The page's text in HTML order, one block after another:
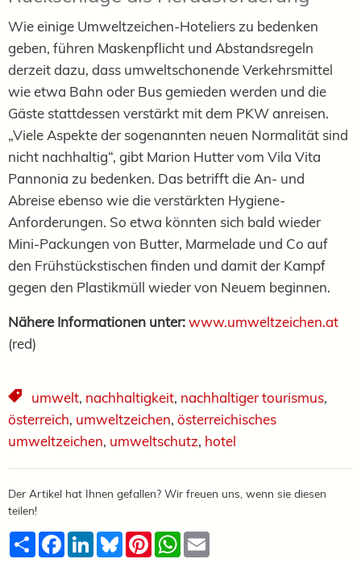
Wie einige Umweltzeichen-Hoteliers zu bedenken
geben, führen Maskenpflicht und Abstandsregeln
derzeit dazu, dass umweltschonende Verkehrsmittel
wie etwa Bahn oder Bus gemieden werden und die
Gäste stattdessen verstärkt mit dem PKW anreisen.
„Viele Aspekte der sogenannten neuen Normalität sind
nicht nachhaltig“, gibt Marion Hutter vom Vila Vita
Pannonia zu bedenken. Das betrifft die An- und
Abreise ebenso wie die verstärkten Hygiene-
Anforderungen. So etwa könnten sich bald wieder
Mini-Packungen von Butter, Marmelade und Co auf
den Frühstückstischen finden und damit der Kampf
gegen den Plastikmüll wieder von Neuem beginnen.
Nähere Informationen unter:www.umweltzeichen.at
(red)
umwelt, nachhaltigkeit, nachhaltiger tourismus,
österreich, umweltzeichen, österreichisches
umweltzeichen, umweltschutz, hotel
Der Artikel hat Ihnen gefallen? Wir freuen uns, wenn sie diesen
teilen!
TeilenFacebook
LinkedInBlueskyPinterestWhatsApp